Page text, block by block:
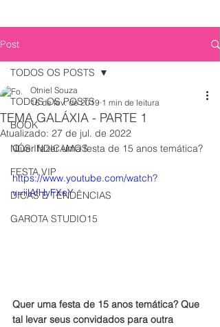
Post
TODOS OS POSTS
BOOK
NÓS INDICAMOS
FESTA VIP
DICAS E TENDÊNCIAS
GAROTA STUDIO15
TODOS OS POSTS
TEMA GALÁXIA - PARTE 1
Otniel Souza
16 de fev. de 2019 1 min de leitura
Atualizado: 27 de jul. de 2022
Quer fazer uma festa de 15 anos temática?
https://www.youtube.com/watch?
v=iilAfHyFXeY
Quer uma festa de 15 anos temática? Que
tal levar seus convidados para outra